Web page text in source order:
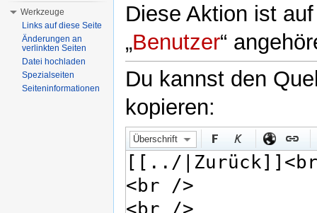
Diese Aktion ist
„Benutzer“
Du kannst den
kopieren:
Überschrift
Werkzeuge
Links auf diese Seite
Änderungen an
verlinkten Seiten
Datei hochladen
Spezialseiten
Seiteninformationen